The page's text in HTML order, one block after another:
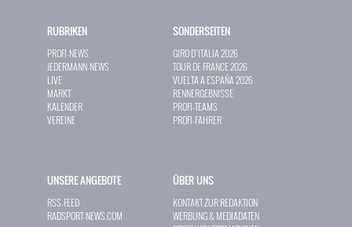
RUBRIKEN
PROFI-NEWS
JEDERMANN-NEWS
LIVE
MARKT
KALENDER
VEREINE
SONDERSEITEN
GIRO D`ITALIA 2026
TOUR DE FRANCE 2026
VUELTA A ESPAÑA 2026
RENNERGEBNISSE
PROFI-TEAMS
PROFI-FAHRER
UNSERE ANGEBOTE
RSS-FEED
RADSPORT-NEWS.COM
ÜBER UNS
KONTAKT ZUR REDAKTION
WERBUNG & MEDIADATEN